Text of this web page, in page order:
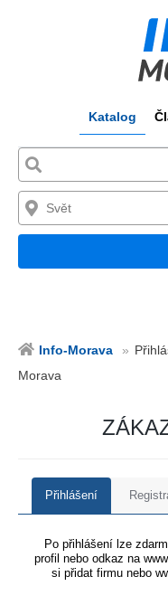
Katalog
Info-Morava
Morava
Přihlášení
Po přihlášení lze
profil nebo odkaz na
si přidat firmu nebo